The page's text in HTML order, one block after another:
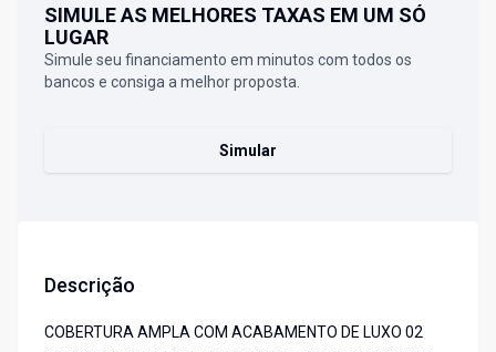
SIMULE AS MELHORES TAXAS EM UM SÓ
LUGAR
Simule seu financiamento em minutos com todos os
bancos e consiga a melhor proposta.
Simular
Descrição
COBERTURA AMPLA COM ACABAMENTO DE LUXO 02